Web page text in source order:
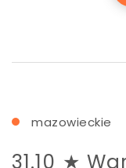
mazowieckie
31.10 ★